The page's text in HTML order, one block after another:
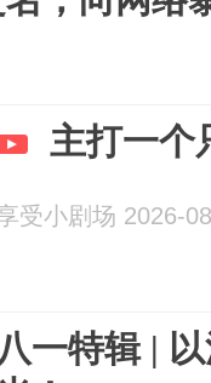
主打一个
受小剧场 2026-
八一特辑 |